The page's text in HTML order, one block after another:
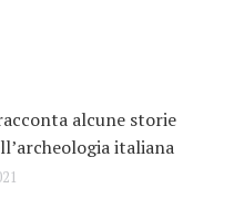
alcune storie
italiana